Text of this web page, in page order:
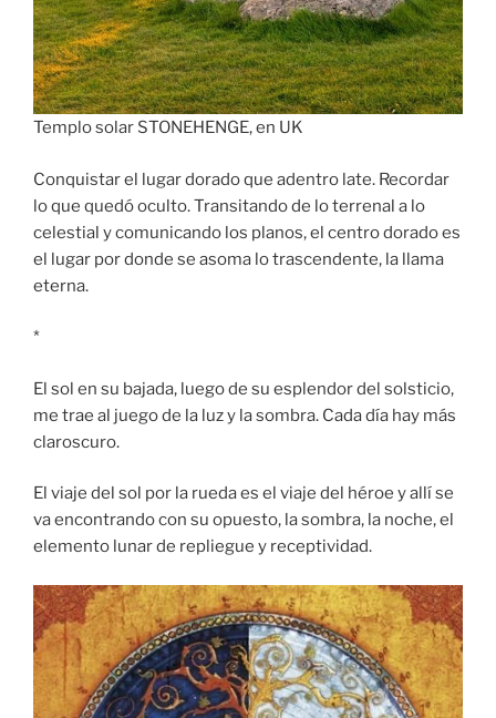
Templo solar STONEHENGE, en UK
Conquistar el lugar dorado que adentro late. Recordar
lo que quedó oculto. Transitando de lo terrenal a lo
celestial y comunicando los planos, el centro dorado es
el lugar por donde se asoma lo trascendente, la llama
eterna.
*
El sol en su bajada, luego de su esplendor del solsticio,
me trae al juego de la luz y la sombra. Cada día hay más
claroscuro.
El viaje del sol por la rueda es el viaje del héroe y allí se
va encontrando con su opuesto, la sombra, la noche, el
elemento lunar de repliegue y receptividad.